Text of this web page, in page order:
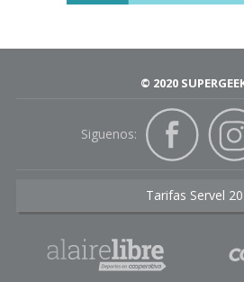
© 2020
Siguenos:
Tarifas Servel